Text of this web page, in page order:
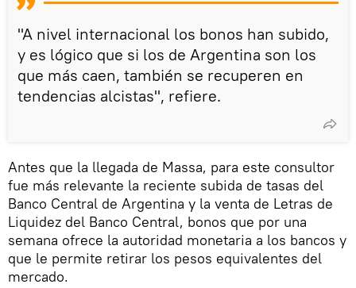
"A nivel internacional los bonos han subido,
y es lógico que si los de Argentina son los
que más caen, también se recuperen en
tendencias alcistas", refiere.
Antes que la llegada de Massa, para este consultor
fue más relevante la reciente subida de tasas del
Banco Central de Argentina y la venta de Letras de
Liquidez del Banco Central, bonos que por una
semana ofrece la autoridad monetaria a los bancos y
que le permite retirar los pesos equivalentes del
mercado.